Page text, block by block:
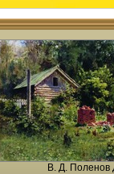
В. Д. Поленов